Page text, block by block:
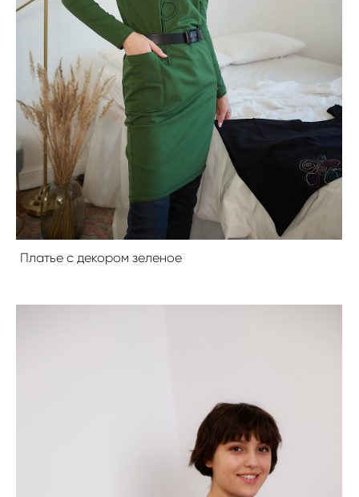
Платье с декором зеленое